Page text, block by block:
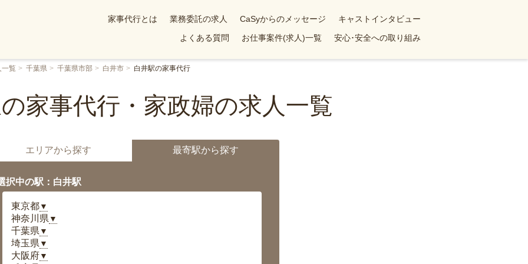
家事代行とは 業務委託の求人 CaSyからのメッセージ
キャストインタビュー
よくある質問
お仕事案件(求人)一覧 安心･安全への取り組み
一覧 千葉県 千葉県市部 白井市 白井駅の家事代行
家事代行・家政婦の求人一覧
エリアから探す 最寄駅から探す
択中の駅：白井駅
東京都▼
神奈川県 ▼
千葉県 ▼
埼玉県 ▼
大阪府▼